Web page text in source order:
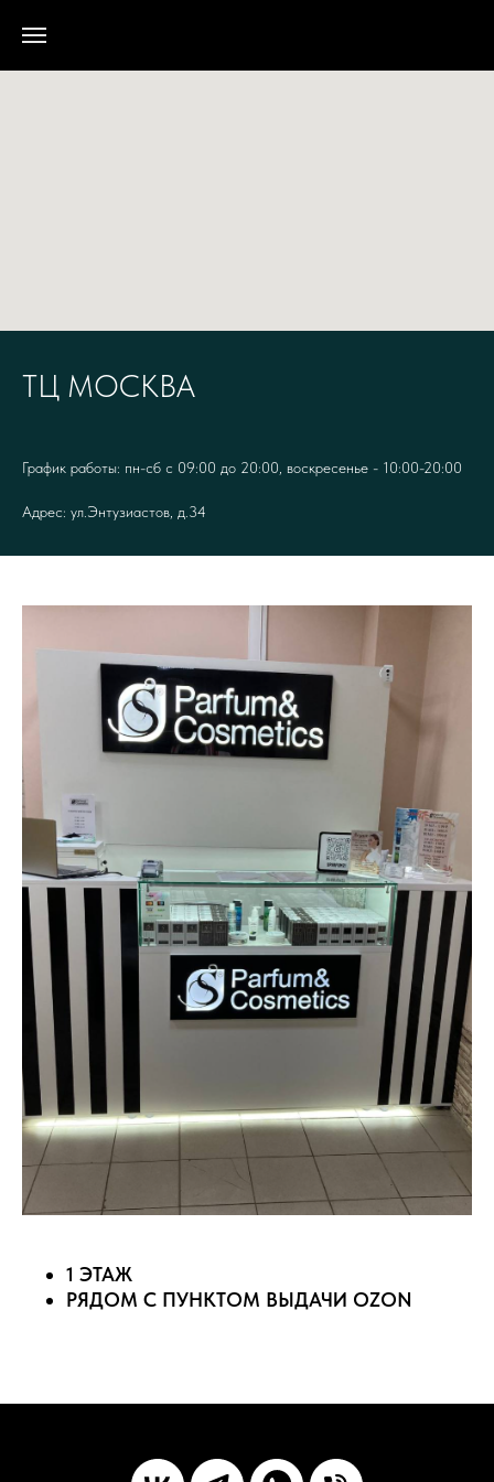
ТЦ МОСКВА
График работы: пн-сб с 09:00 до 20:00, воскресенье - 10:00-20:00
‌Адрес: ул.Энтузиастов, д.34
1 ЭТАЖ
РЯДОМ С ПУНКТОМ ВЫДАЧИ OZON